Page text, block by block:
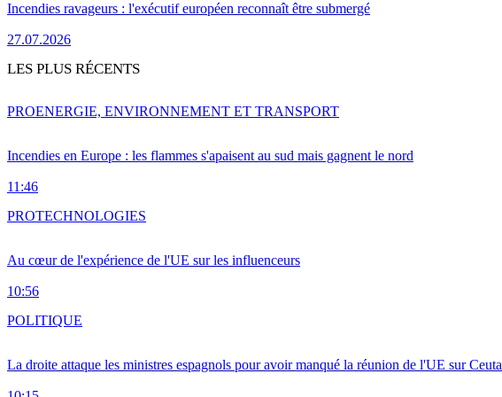
Incendies ravageurs : l'exécutif européen reconnaît être submergé
27.07.2026
LES PLUS RÉCENTS
Incendies en Europe : les flammes s'apaisent au sud mais gagnent le nord
11:46
PROENERGIE, ENVIRONNEMENT ET TRANSPORT
Au cœur de l'expérience de l'UE sur les influenceurs
10:56
PROTECHNOLOGIES
La droite attaque les ministres espagnols pour avoir manqué la réunion de l'UE sur Ceuta
POLITIQUE